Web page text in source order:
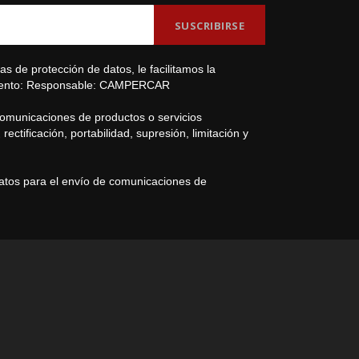
de protección de datos, le facilitamos la
Responsable: CAMPERCAR
de productos o servicios
portabilidad, supresión, limitación y
para el envío de comunicaciones de